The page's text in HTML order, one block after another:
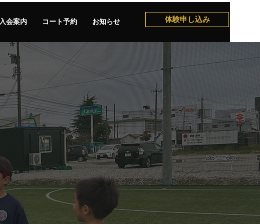
入会案内 コート予約 お知らせ 体験申し込み